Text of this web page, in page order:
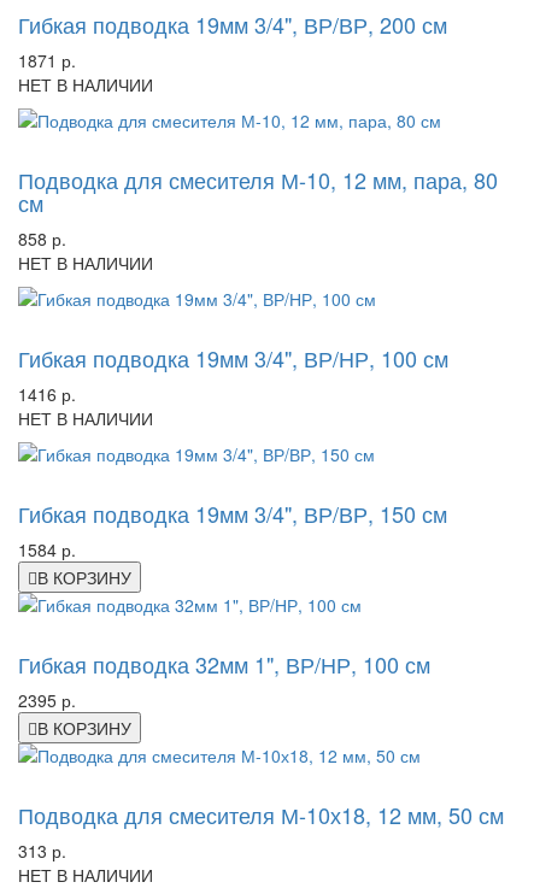
Гибкая подводка 19мм 3/4", ВР/ВР, 200 см
1871 р.
НЕТ В НАЛИЧИИ
Подводка для смесителя М-10, 12 мм, пара, 80
см
858 р.
НЕТ В НАЛИЧИИ
Гибкая подводка 19мм 3/4", ВР/НР, 100 см
1416 р.
НЕТ В НАЛИЧИИ
Гибкая подводка 19мм 3/4", ВР/ВР, 150 см
1584 р.
В КОРЗИНУ
Гибкая подводка 32мм 1", ВР/НР, 100 см
2395 р.
В КОРЗИНУ
Подводка для смесителя М-10х18, 12 мм, 50 см
313 р.
НЕТ В НАЛИЧИИ